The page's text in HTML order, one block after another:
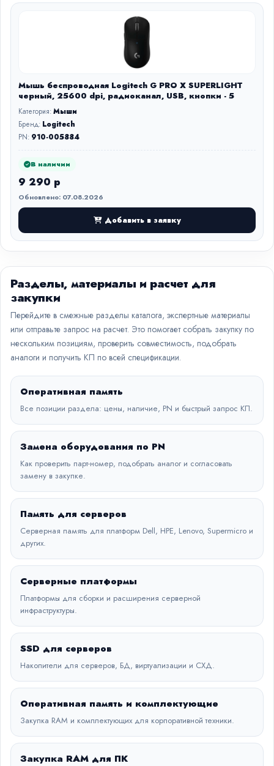
Мышь беспроводная Logitech G PRO X SUPERLIGHT
черный, 25600 dpi, радиоканал, USB, кнопки - 5
Категория:Мыши
Бренд: Logitech
PN: 910-005884
В наличии
9 290 р
Обновлено: 07.08.2026
Добавить в заявку
Разделы, материалы и расчет для
закупки
Перейдите в смежные разделы каталога, экспертные материалы
или отправьте запрос на расчет. Это помогает собрать закупку по
нескольким позициям, проверить совместимость, подобрать
аналоги и получить КП по всей спецификации.
Оперативная память
Все позиции раздела: цены, наличие, PN и быстрый запрос КП.
Замена оборудования по PN
Как проверить парт-номер, подобрать аналог и согласовать
замену в закупке.
Память для серверов
Серверная память для платформ Dell, HPE, Lenovo, Supermicro и
других.
Серверные платформы
Платформы для сборки и расширения серверной
инфраструктуры.
SSD для серверов
Накопители для серверов, БД, виртуализации и СХД.
Оперативная память и комплектующие
Закупка RAM и комплектующих для корпоративной техники.
Закупка RAM для ПК